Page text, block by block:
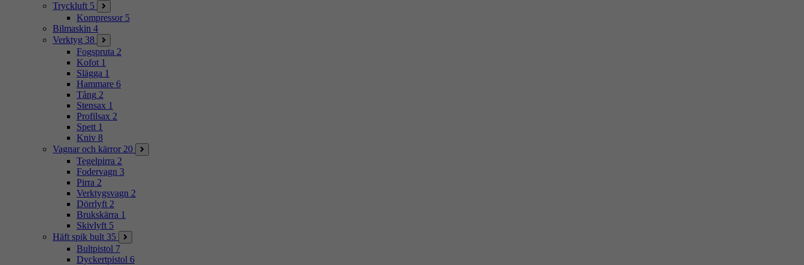
Tryckluft 5
Kompressor 5
Bilmaskin 4
Verktyg 38
Fogspruta 2
Kofot 1
Slägga 1
Hammare 6
Tång 2
Stensax 1
Profilsax 2
Spett 1
Kniv 8
Vagnar och kärror 20
Tegelpirra 2
Fodervagn 3
Pirra 2
Verktygsvagn 2
Dörrlyft 2
Brukskärra 1
Skivlyft 5
Häft spik bult 35
Bultpistol 7
Dyckertpistol 6